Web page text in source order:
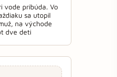
vode pribúda. Vo
sa utopil
na východe
dve deti